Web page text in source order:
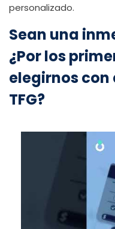
personalizado.
Sean una
¿Por los
elegirnos con
TFG?